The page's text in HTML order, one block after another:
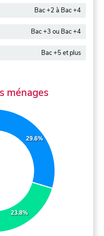
Bac +2 à Bac +4
Bac +3 ou Bac +4
Bac +5 et plus
ménages
29.6%
23.8%